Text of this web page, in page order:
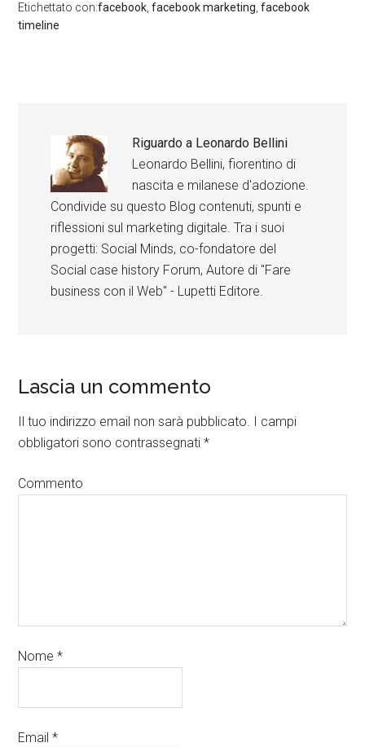
Etichettato con:facebook,facebook marketing,facebook
timeline
Riguardo a Leonardo Bellini
Leonardo Bellini, fiorentino di
nascita e milanese d'adozione.
Condivide su questo Blog contenuti, spunti e
riflessioni sul marketing digitale. Tra i suoi
progetti: Social Minds, co-fondatore del
Social case history Forum, Autore di "Fare
business con il Web" - Lupetti Editore.
Lascia un commento
Il tuo indirizzo email non sarà pubblicato. I campi
obbligatori sono contrassegnati*
Commento
Nome*
Email*